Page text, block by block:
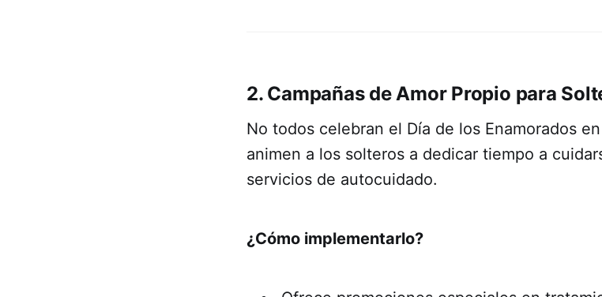
2. Campañas de Amor Propio para
No todos celebran el Día de los Enamorados
animen a los solteros a dedicar tiempo a
servicios de autocuidado.
¿Cómo implementarlo?